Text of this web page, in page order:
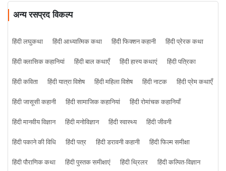
अन्य रसप्रद विकल्प
हिंदी लघुकथा हिंदी आध्यात्मिक कथा हिंदी फिक्शन कहानी
हिंदी प्रेरक कथा
हिंदी क्लासिक कहानियां
हिंदी बाल कथाएँ हिंदी हास्य कथाएं
हिंदी पत्रिका
हिंदी कविता
हिंदी यात्रा विशेष हिंदी महिला विशेष हिंदी नाटक
हिंदी प्रेम कथाएँ
हिंदी जासूसी कहानी
हिंदी सामाजिक कहानियां
हिंदी रोमांचक कहानियाँ
हिंदी मानवीय विज्ञान
हिंदी मनोविज्ञान हिंदी स्वास्थ्य
हिंदी जीवनी
हिंदी पकाने की विधि
हिंदी पत्र हिंदी डरावनी कहानी
हिंदी फिल्म समीक्षा
हिंदी पौराणिक कथा
हिंदी पुस्तक समीक्षाएं हिंदी थ्रिलर हिंदी कल्पित-विज्ञान